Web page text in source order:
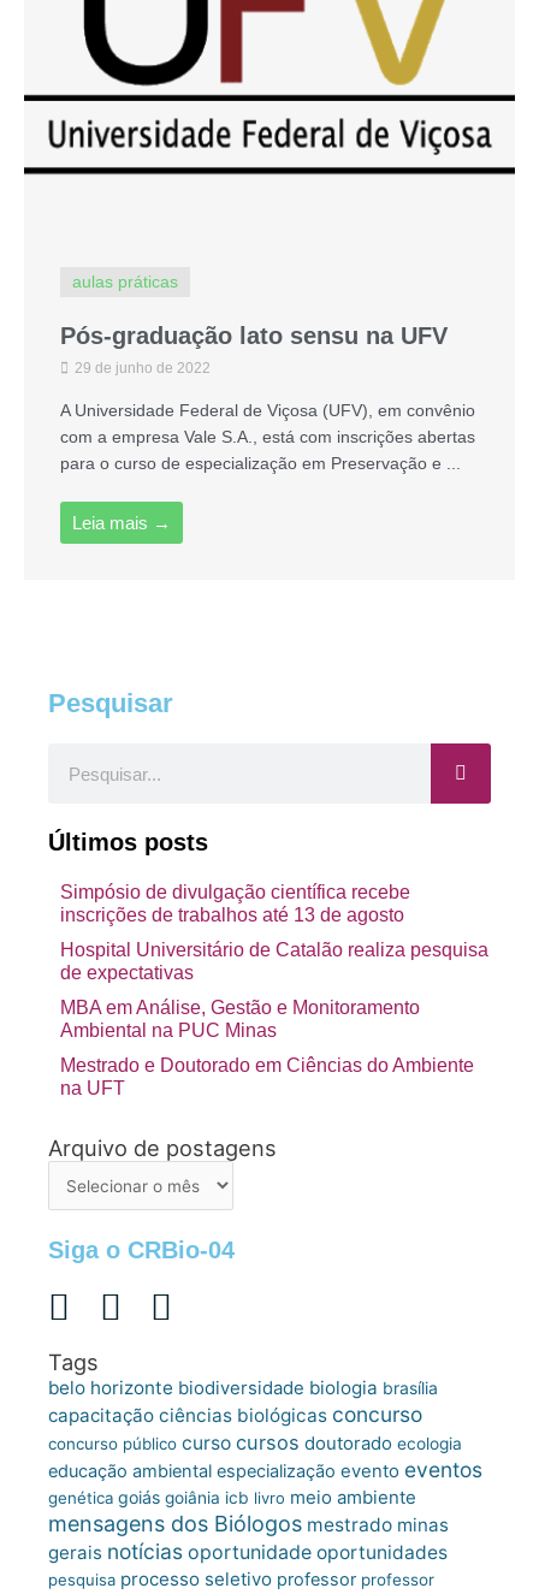
aulas práticas
Pós-graduação lato sensu na UFV
29 de junho de 2022
A Universidade Federal de Viçosa (UFV), em convênio
com a empresa Vale S.A., está com inscrições abertas
para o curso de especialização em Preservação e ...
Leia mais →
Pesquisar
Últimos posts
Simpósio de divulgação científica recebe
inscrições de trabalhos até 13 de agosto
Hospital Universitário de Catalão realiza pesquisa
de expectativas
MBA em Análise, Gestão e Monitoramento
Ambiental na PUC Minas
Mestrado e Doutorado em Ciências do Ambiente
na UFT
Arquivo de postagens
Arquivo
Siga o CRBio-04
Tags
belo horizonte biodiversidade biologia brasília
capacitação ciências biológicas concurso
concurso público curso cursos doutorado ecologia
educação ambiental especialização evento eventos
genética goiás goiânia icb livro meio ambiente
mensagens dos Biólogos mestrado minas
gerais notícias oportunidade oportunidades
pesquisa processo seletivo professor professor